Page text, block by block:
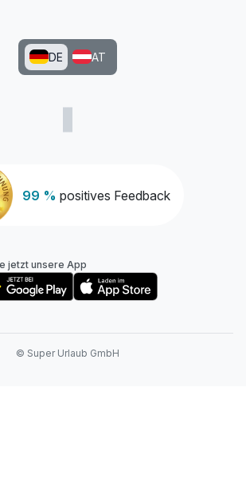
99 % positives Feedback
DE AT
jetzt unsere App
© Super Urlaub GmbH